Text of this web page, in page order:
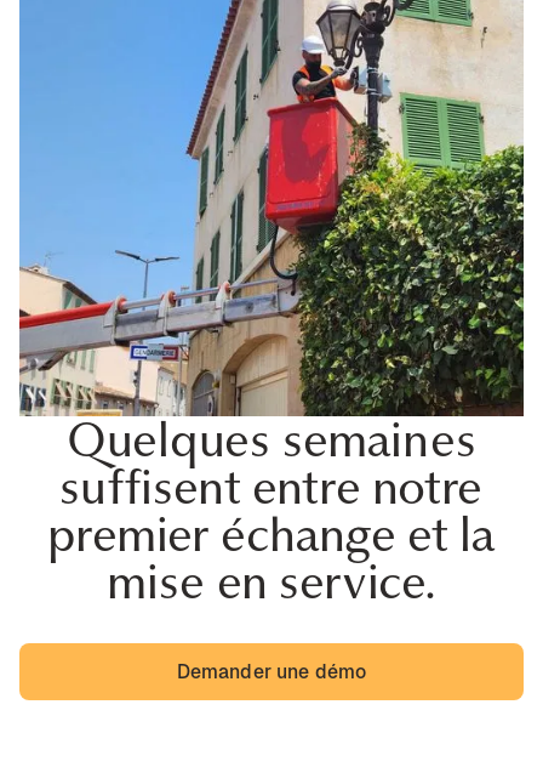
Quelques semaines
suffisent entre notre
premier échange et la
mise en service.
Demander une démo